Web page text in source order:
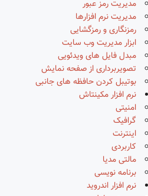
مدیریت رمز عبور
مدیریت نرم افزارها
رمزنگاری و رمزگشایی
ابزار مدیریت وب سایت
مبدل فایل های ویدئویی
تصویربرداری از صفحه نمایش
بوتیبل کردن حافظه های جانبی
نرم افزار مکینتاش
امنیتی
گرافیک
اینترنت
کاربردی
مالتی مدیا
برنامه نویسی
نرم افزار اندروید